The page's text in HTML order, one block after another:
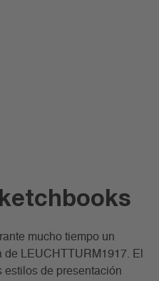
mucho tiempo un
LEUCHTTURM1917. El
estilos de presentación